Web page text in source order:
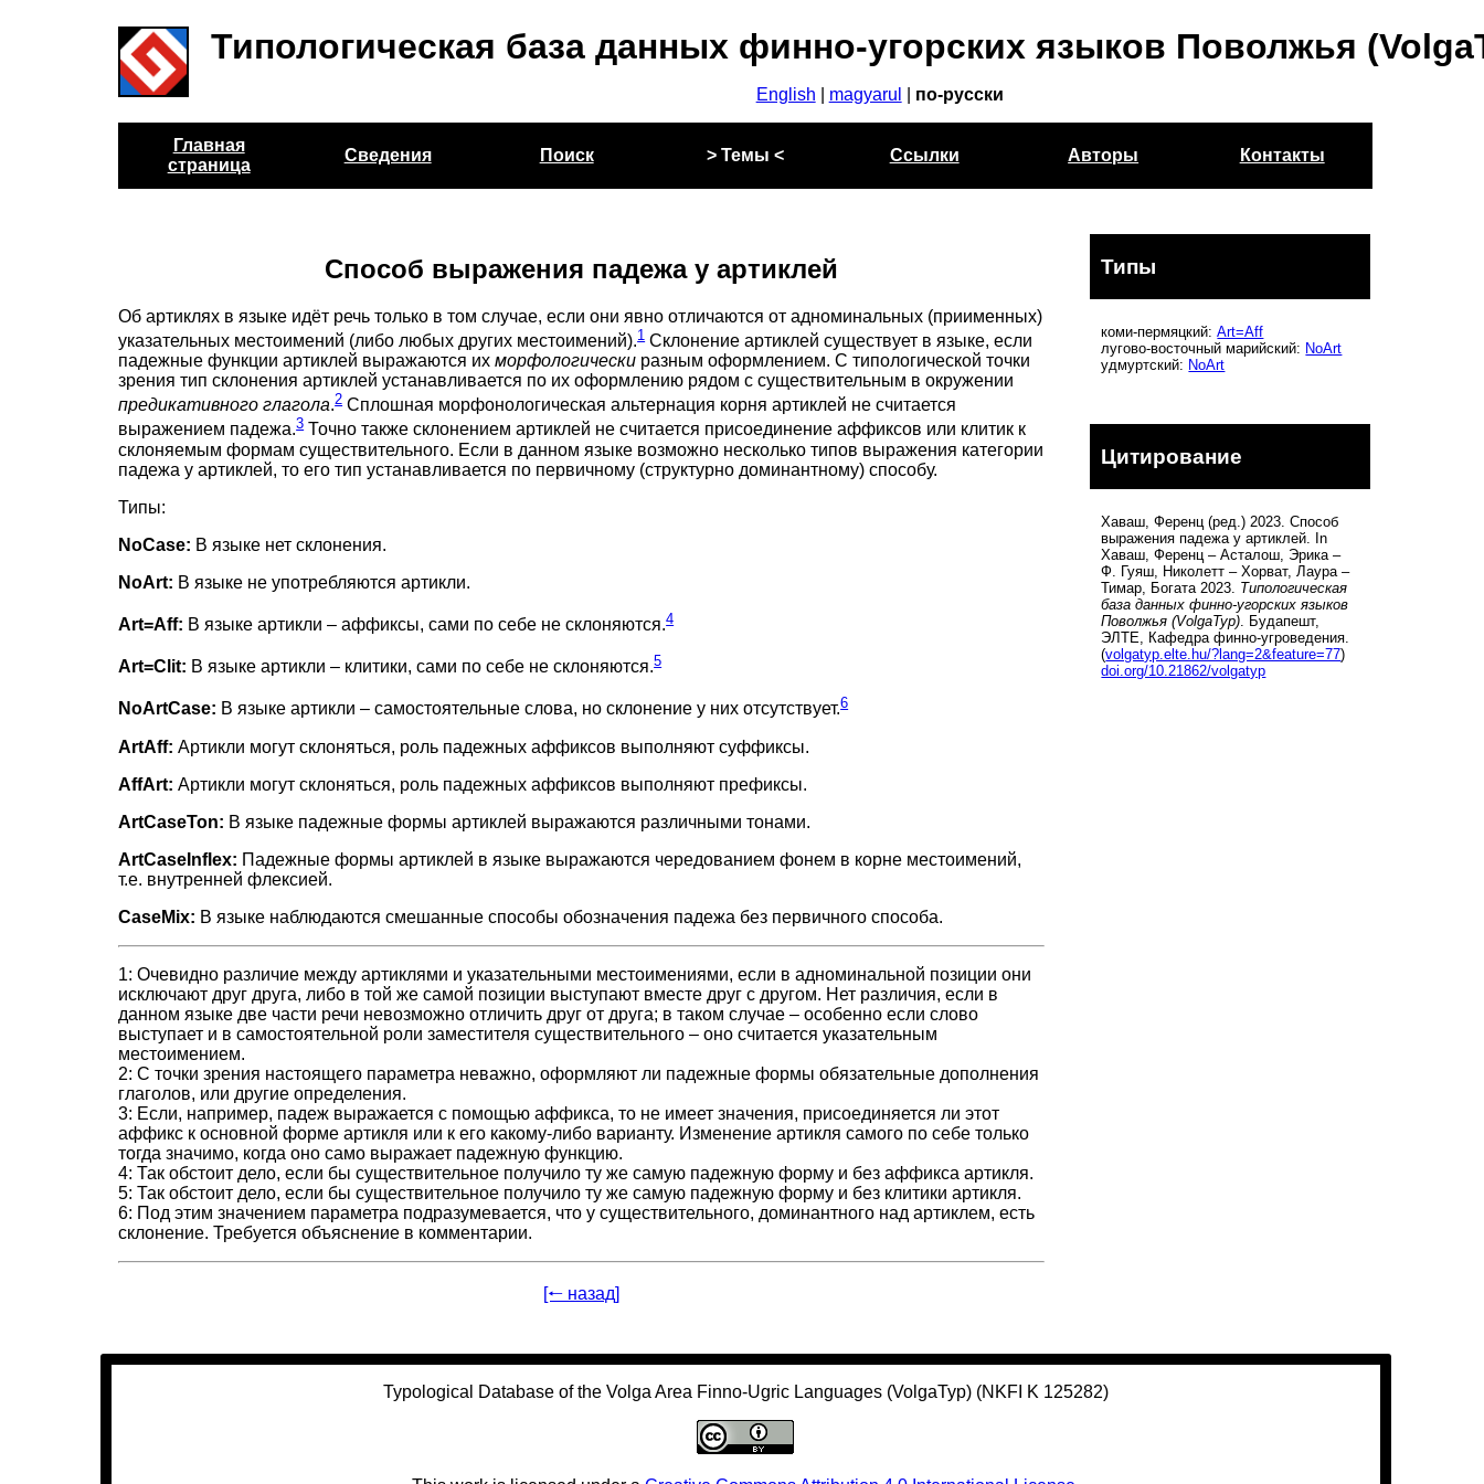
Типологическая база данных финно-угорских языков Поволжья
English magyarul по-русски
Главная
страница
Сведения Поиск > Темы < Ссылки Авторы Контакты
Способ выражения падежа у артиклей
Об артиклях в языке идёт речь только в том случае, если они явно отличаются от адноминальных (приименных)
указательных местоимений (либо любых других местоимений).1 Склонение артиклей существует в языке, если
падежные функции артиклей выражаются ихморфологически разным оформлением. С типологической точки
зрения тип склонения артиклей устанавливается по их оформлению рядом с существительным в окружении
предикативного глагола.2Сплошная морфонологическая альтернация корня артиклей не считается
выражением падежа.3Точно также склонением артиклей не считается присоединение аффиксов или клитик к
склоняемым формам существительного. Если в данном языке возможно несколько типов выражения категории
падежа у артиклей, то его тип устанавливается по первичному (структурно доминантному) способу.
Типы:
NoCase: В языке нет склонения.
NoArt: В языке не употребляются артикли.
Art=Aff: В языке артикли – аффиксы, сами по себе не склоняются.4
Art=Clit: В языке артикли – клитики, сами по себе не склоняются.5
NoArtCase: В языке артикли – самостоятельные слова, но склонение у них отсутствует.6
ArtAff: Артикли могут склоняться, роль падежных аффиксов выполняют суффиксы.
AffArt: Артикли могут склоняться, роль падежных аффиксов выполняют префиксы.
ArtCaseTon: В языке падежные формы артиклей выражаются различными тонами.
ArtCaseInflex: Падежные формы артиклей в языке выражаются чередованием фонем в корне местоимений,
т.е. внутренней флексией.
CaseMix: В языке наблюдаются смешанные способы обозначения падежа без первичного способа.
1: Очевидно различие между артиклями и указательными местоимениями, если в адноминальной позиции они
исключают друг друга, либо в той же самой позиции выступают вместе друг с другом. Нет различия, если в
данном языке две части речи невозможно отличить друг от друга; в таком случае – особенно если слово
выступает и в самостоятельной роли заместителя существительного – оно считается указательным
местоимением.
2: С точки зрения настоящего параметра неважно, оформляют ли падежные формы обязательные дополнения
глаголов, или другие определения.
3: Если, например, падеж выражается с помощью аффикса, то не имеет значения, присоединяется ли этот
аффикс к основной форме артикля или к его какому-либо варианту. Изменение артикля самого по себе только
тогда значимо, когда оно само выражает падежную функцию.
4: Так обстоит дело, если бы существительное получило ту же самую падежную форму и без аффикса артикля.
5: Так обстоит дело, если бы существительное получило ту же самую падежную форму и без клитики артикля.
6: Под этим значением параметра подразумевается, что у существительного, доминантного над артиклем, есть
склонение. Требуется объяснение в комментарии.
[🠐 назад]
Типы
коми-пермяцкий:Art=Aff
лугово-восточный марийский: NoArt
удмуртский: NoArt
Цитирование
Хаваш, Ференц (ред.) 2023. Способ
выражения падежа у артиклей. In
Хаваш, Ференц – Асталош, Эрика –
Ф. Гуяш, Николетт – Хорват, Лаура –
Тимар, Богата 2023. Типологическая
база данных финно-угорских языков
Поволжья (VolgaTyp). Будапешт,
ЭЛТЕ, Кафедра финно-угроведения.
(volgatyp.elte.hu/?lang=2&feature=77)
doi.org/10.21862/volgatyp
Typological Database of the Volga Area Finno-Ugric Languages (VolgaTyp) (NKFI K 125282)